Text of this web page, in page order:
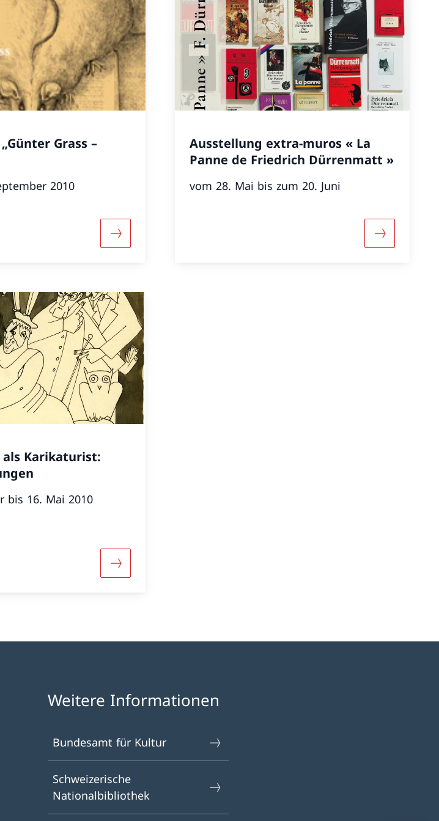
Grass –
2010
Mehr über «Ausstellung „Günter Grass – Bestiarium“»
Ausstellung extra-muros « La
Panne de Friedrich Dürrenmatt »
vom 28. Mai bis zum 20. Juni
Mehr über
Karikaturist:
bis 16. Mai 2010
Mehr über «Dürrenmatt als Karikaturist: Neuerwerbungen»
Weitere Informationen
Bundesamt für Kultur
Schweizerische
Nationalbibliothek